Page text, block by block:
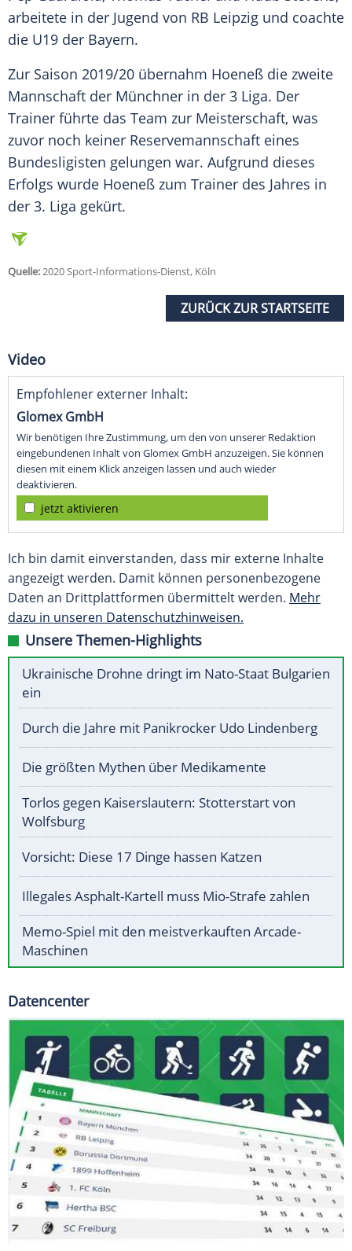
arbeitete in der Jugend von RB Leipzig und coachte
die U19 der Bayern.
Zur Saison 2019/20 übernahm Hoeneß die zweite
Mannschaft der Münchner in der 3 Liga. Der
Trainer führte das Team zur Meisterschaft, was
zuvor noch keiner Reservemannschaft eines
Bundesligisten gelungen war. Aufgrund dieses
Erfolgs wurde Hoeneß zum Trainer des Jahres in
der 3. Liga gekürt.
Quelle:2020 Sport-Informations-Dienst, Köln
ZURÜCK ZUR STARTSEITE
Video
Empfohlener externer Inhalt:
Glomex GmbH
Wir benötigen Ihre Zustimmung, um den von unserer Redaktion
eingebundenen Inhalt von Glomex GmbH anzuzeigen. Sie können
diesen mit einem Klick anzeigen lassen und auch wieder
deaktivieren.
jetzt aktivieren
Ich bin damit einverstanden, dass mir externe Inhalte
angezeigt werden. Damit können personenbezogene
Daten an Drittplattformen übermittelt werden. Mehr
dazu in unseren Datenschutzhinweisen.
Unsere Themen-Highlights
Ukrainische Drohne dringt im Nato-Staat Bulgarien
ein
Durch die Jahre mit Panikrocker Udo Lindenberg
Die größten Mythen über Medikamente
Torlos gegen Kaiserslautern: Stotterstart von
Wolfsburg
Vorsicht: Diese 17 Dinge hassen Katzen
Illegales Asphalt-Kartell muss Mio-Strafe zahlen
Memo-Spiel mit den meistverkauften Arcade-
Maschinen
Datencenter